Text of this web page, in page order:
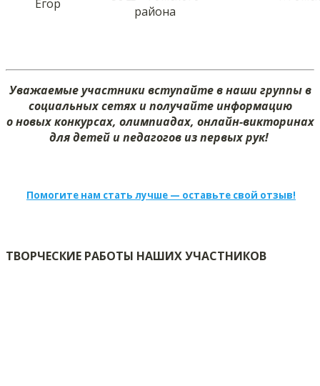
Егор
района
Уважаемые участники вступайте в наши группы в
социальных сетях и получайте информацию
о новых конкурсах, олимпиадах, онлайн-викторинах
для детей и педагогов из первых рук!
Помогите нам стать лучше — оставьте свой отзыв!
ТВОРЧЕСКИЕ РАБОТЫ НАШИХ УЧАСТНИКОВ